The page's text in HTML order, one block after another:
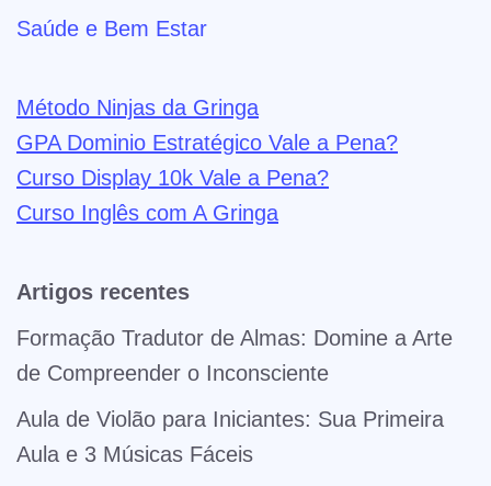
Saúde e Bem Estar
Método Ninjas da Gringa
GPA Dominio Estratégico Vale a Pena?
Curso Display 10k Vale a Pena?
Curso Inglês com A Gringa
Artigos recentes
Formação Tradutor de Almas: Domine a Arte
de Compreender o Inconsciente
Aula de Violão para Iniciantes: Sua Primeira
Aula e 3 Músicas Fáceis